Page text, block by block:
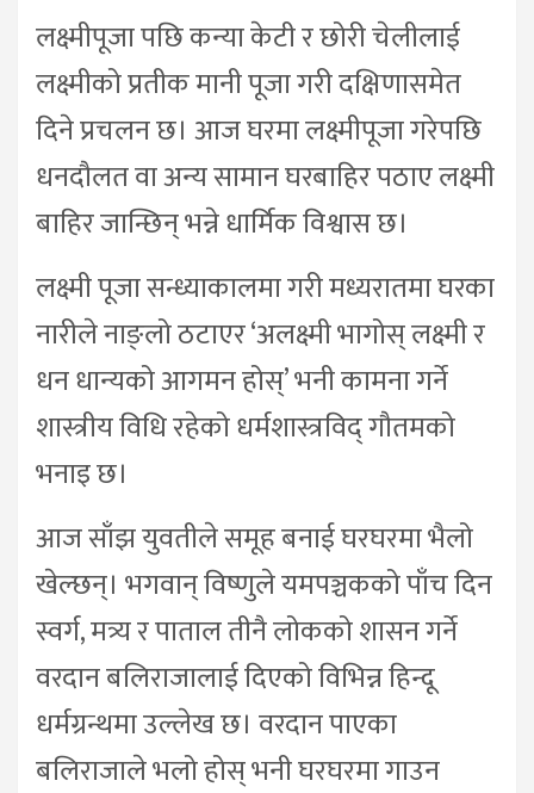
लक्ष्मीपूजा पछि कन्या केटी र छोरी चेलीलाई
लक्ष्मीको प्रतीक मानी पूजा गरी दक्षिणासमेत
दिने प्रचलन छ। आज घरमा लक्ष्मीपूजा गरेपछि
धनदौलत वा अन्य सामान घरबाहिर पठाए लक्ष्मी
बाहिर जान्छिन् भन्ने धार्मिक विश्वास छ।
लक्ष्मी पूजा सन्ध्याकालमा गरी मध्यरातमा घरका
नारीले नाङ्लो ठटाएर ‘अलक्ष्मी भागोस् लक्ष्मी र
धन धान्यको आगमन होस्’ भनी कामना गर्ने
शास्त्रीय विधि रहेको धर्मशास्त्रविद् गौतमको
भनाइ छ।
आज साँझ युवतीले समूह बनाई घरघरमा भैलो
खेल्छन्। भगवान् विष्णुले यमपञ्चकको पाँच दिन
स्वर्ग, मत्र्य र पाताल तीनै लोकको शासन गर्ने
वरदान बलिराजालाई दिएको विभिन्न हिन्दू
धर्मग्रन्थमा उल्लेख छ। वरदान पाएका
बलिराजाले भलो होस् भनी घरघरमा गाउन